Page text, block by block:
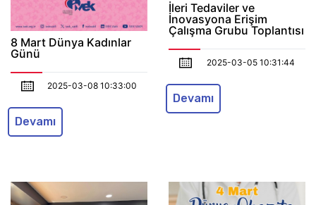
8 Mart Dünya Kadınlar
Günü
2025-03-08 10:33:00
Devamı
İleri Tedaviler ve
İnovasyona Erişim
Çalışma Grubu Toplantısı
2025-03-05 10:31:44
Devamı